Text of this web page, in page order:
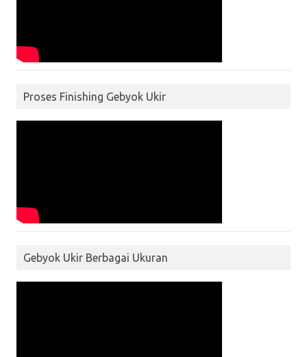
Proses Finishing Gebyok Ukir
Gebyok Ukir Berbagai Ukuran